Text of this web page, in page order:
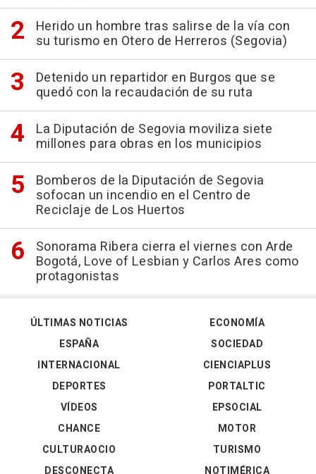
Herido un hombre tras salirse de la vía con
su turismo en Otero de Herreros (Segovia)
Detenido un repartidor en Burgos que se
quedó con la recaudación de su ruta
La Diputación de Segovia moviliza siete
millones para obras en los municipios
Bomberos de la Diputación de Segovia
sofocan un incendio en el Centro de
Reciclaje de Los Huertos
Sonorama Ribera cierra el viernes con Arde
Bogotá, Love of Lesbian y Carlos Ares como
protagonistas
ÚLTIMAS NOTICIAS
ESPAÑA
INTERNACIONAL
DEPORTES
VÍDEOS
ECONOMÍA
SOCIEDAD
CIENCIAPLUS
PORTALTIC
EPSOCIAL
CHANCE
CULTURAOCIO
DESCONECTA
MOTOR
TURISMO
NOTIMÉRICA